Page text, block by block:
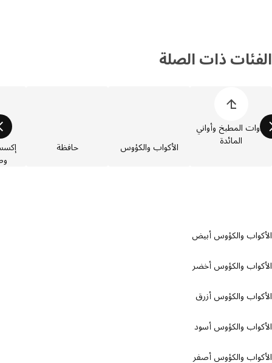
ذات الصلة
المطبخ وأواني
المائدة
الأكواب والكؤوس حافظة
والكؤوس أبيض
والكؤوس أخضر
والكؤوس أزرق
والكؤوس أسود
والكؤوس أصفر